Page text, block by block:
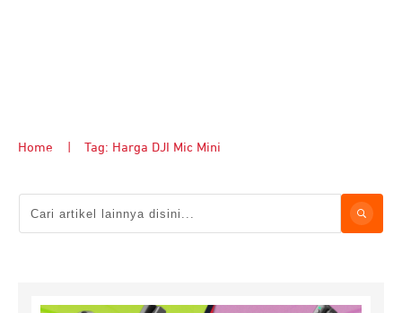
Home Tag: Harga DJI Mic Mini